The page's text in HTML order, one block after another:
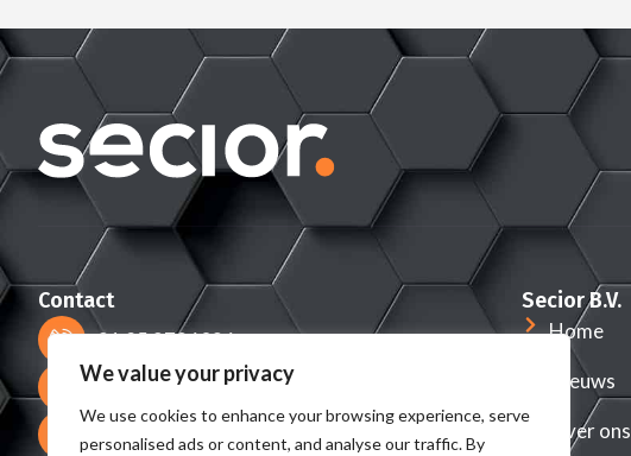
We value your privacy
We use cookies to enhance your browsing experience, serve
personalised ads or content, and analyse our traffic. By
Contact
+31 85 2736036
info@secior.com
Boeing Avenue 254
Secior B.V.
Home
Nieuws
Over ons